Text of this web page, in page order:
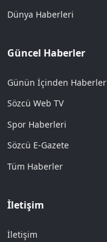
Dünya Haberleri
Güncel Haberler
Günün İçinden Haberler
Sözcü Web TV
Spor Haberleri
Sözcü E-Gazete
Tüm Haberler
İletişim
İletişim